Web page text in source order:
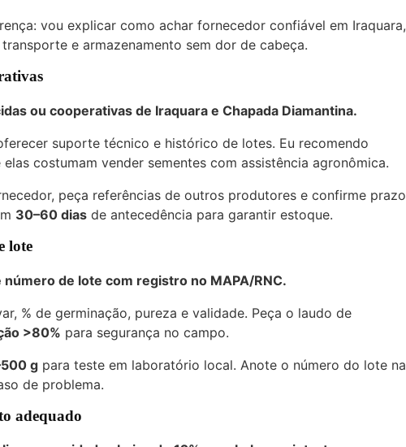
vou explicar como achar fornecedor confiável em Iraquara,
e armazenamento sem dor de cabeça.
ou cooperativas de Iraquara e Chapada Diamantina.
suporte técnico e histórico de lotes. Eu recomendo
costumam vender sementes com assistência agronômica.
peça referências de outros produtores e confirme prazo
30–60 dias de antecedência para garantir estoque.
lote
de lote com registro no MAPA/RNC.
% de germinação, pureza e validade. Peça o laudo de
>80% para segurança no campo.
g para teste em laboratório local. Anote o número do lote na
de problema.
adequado